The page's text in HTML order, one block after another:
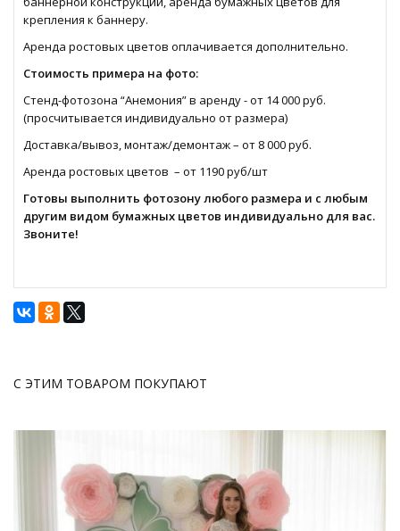
крепления к баннеру.
Аренда ростовых цветов оплачивается дополнительно.
Стоимость примера на фото:
Стенд-фотозона “Анемония” в аренду - от 14 000 руб.
(просчитывается индивидуально от размера)
Доставка/вывоз, монтаж/демонтаж – от 8 000 руб.
Аренда ростовых цветов – от 1190 руб/шт
Готовы выполнить фотозону любого размера и с любым
другим видом бумажных цветов индивидуально для вас.
Звоните!
С ЭТИМ ТОВАРОМ ПОКУПАЮТ